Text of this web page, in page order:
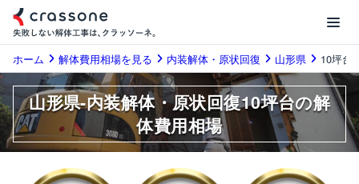
ホーム 解体費用相場を見る 内装解体・原状回復 山形県 10坪台
山形県-内装解体・原状回復10坪台の解
体費用相場